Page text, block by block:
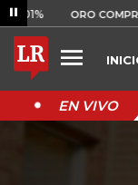
ORO COMPRA BANCO
EN VIVO